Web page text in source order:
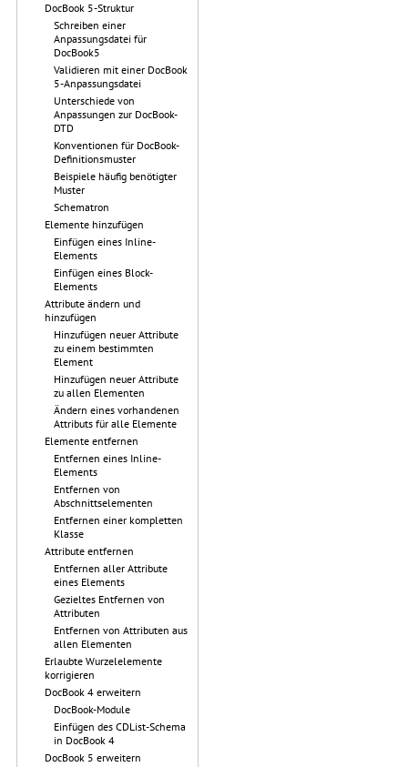
DocBook 5-Struktur
Schreiben einer
Anpassungsdatei für
DocBook5
Validieren mit einer DocBook
5-Anpassungsdatei
Unterschiede von
Anpassungen zur DocBook-
DTD
Konventionen für DocBook-
Definitionsmuster
Beispiele häufig benötigter
Muster
Schematron
Elemente hinzufügen
Einfügen eines Inline-
Elements
Einfügen eines Block-
Elements
Attribute ändern und
hinzufügen
Hinzufügen neuer Attribute
zu einem bestimmten
Element
Hinzufügen neuer Attribute
zu allen Elementen
Ändern eines vorhandenen
Attributs für alle Elemente
Elemente entfernen
Entfernen eines Inline-
Elements
Entfernen von
Abschnittselementen
Entfernen einer kompletten
Klasse
Attribute entfernen
Entfernen aller Attribute
eines Elements
Gezieltes Entfernen von
Attributen
Entfernen von Attributen aus
allen Elementen
Erlaubte Wurzelelemente
korrigieren
DocBook 4 erweitern
DocBook-Module
Einfügen des CDList-Schema
in DocBook 4
DocBook 5 erweitern